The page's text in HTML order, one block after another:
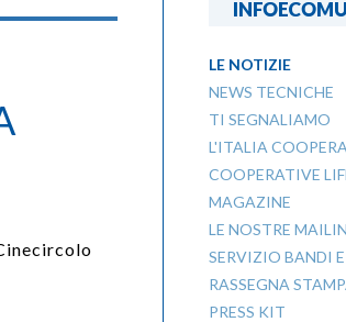
LE NOTIZIE
NEWS TECNICHE
TI SEGNALIAMO
L'ITALIA
COOPERATIVE
MAGAZINE
LE NOSTRE
SERVIZIO BANDI
RASSEGNA
PRESS KIT